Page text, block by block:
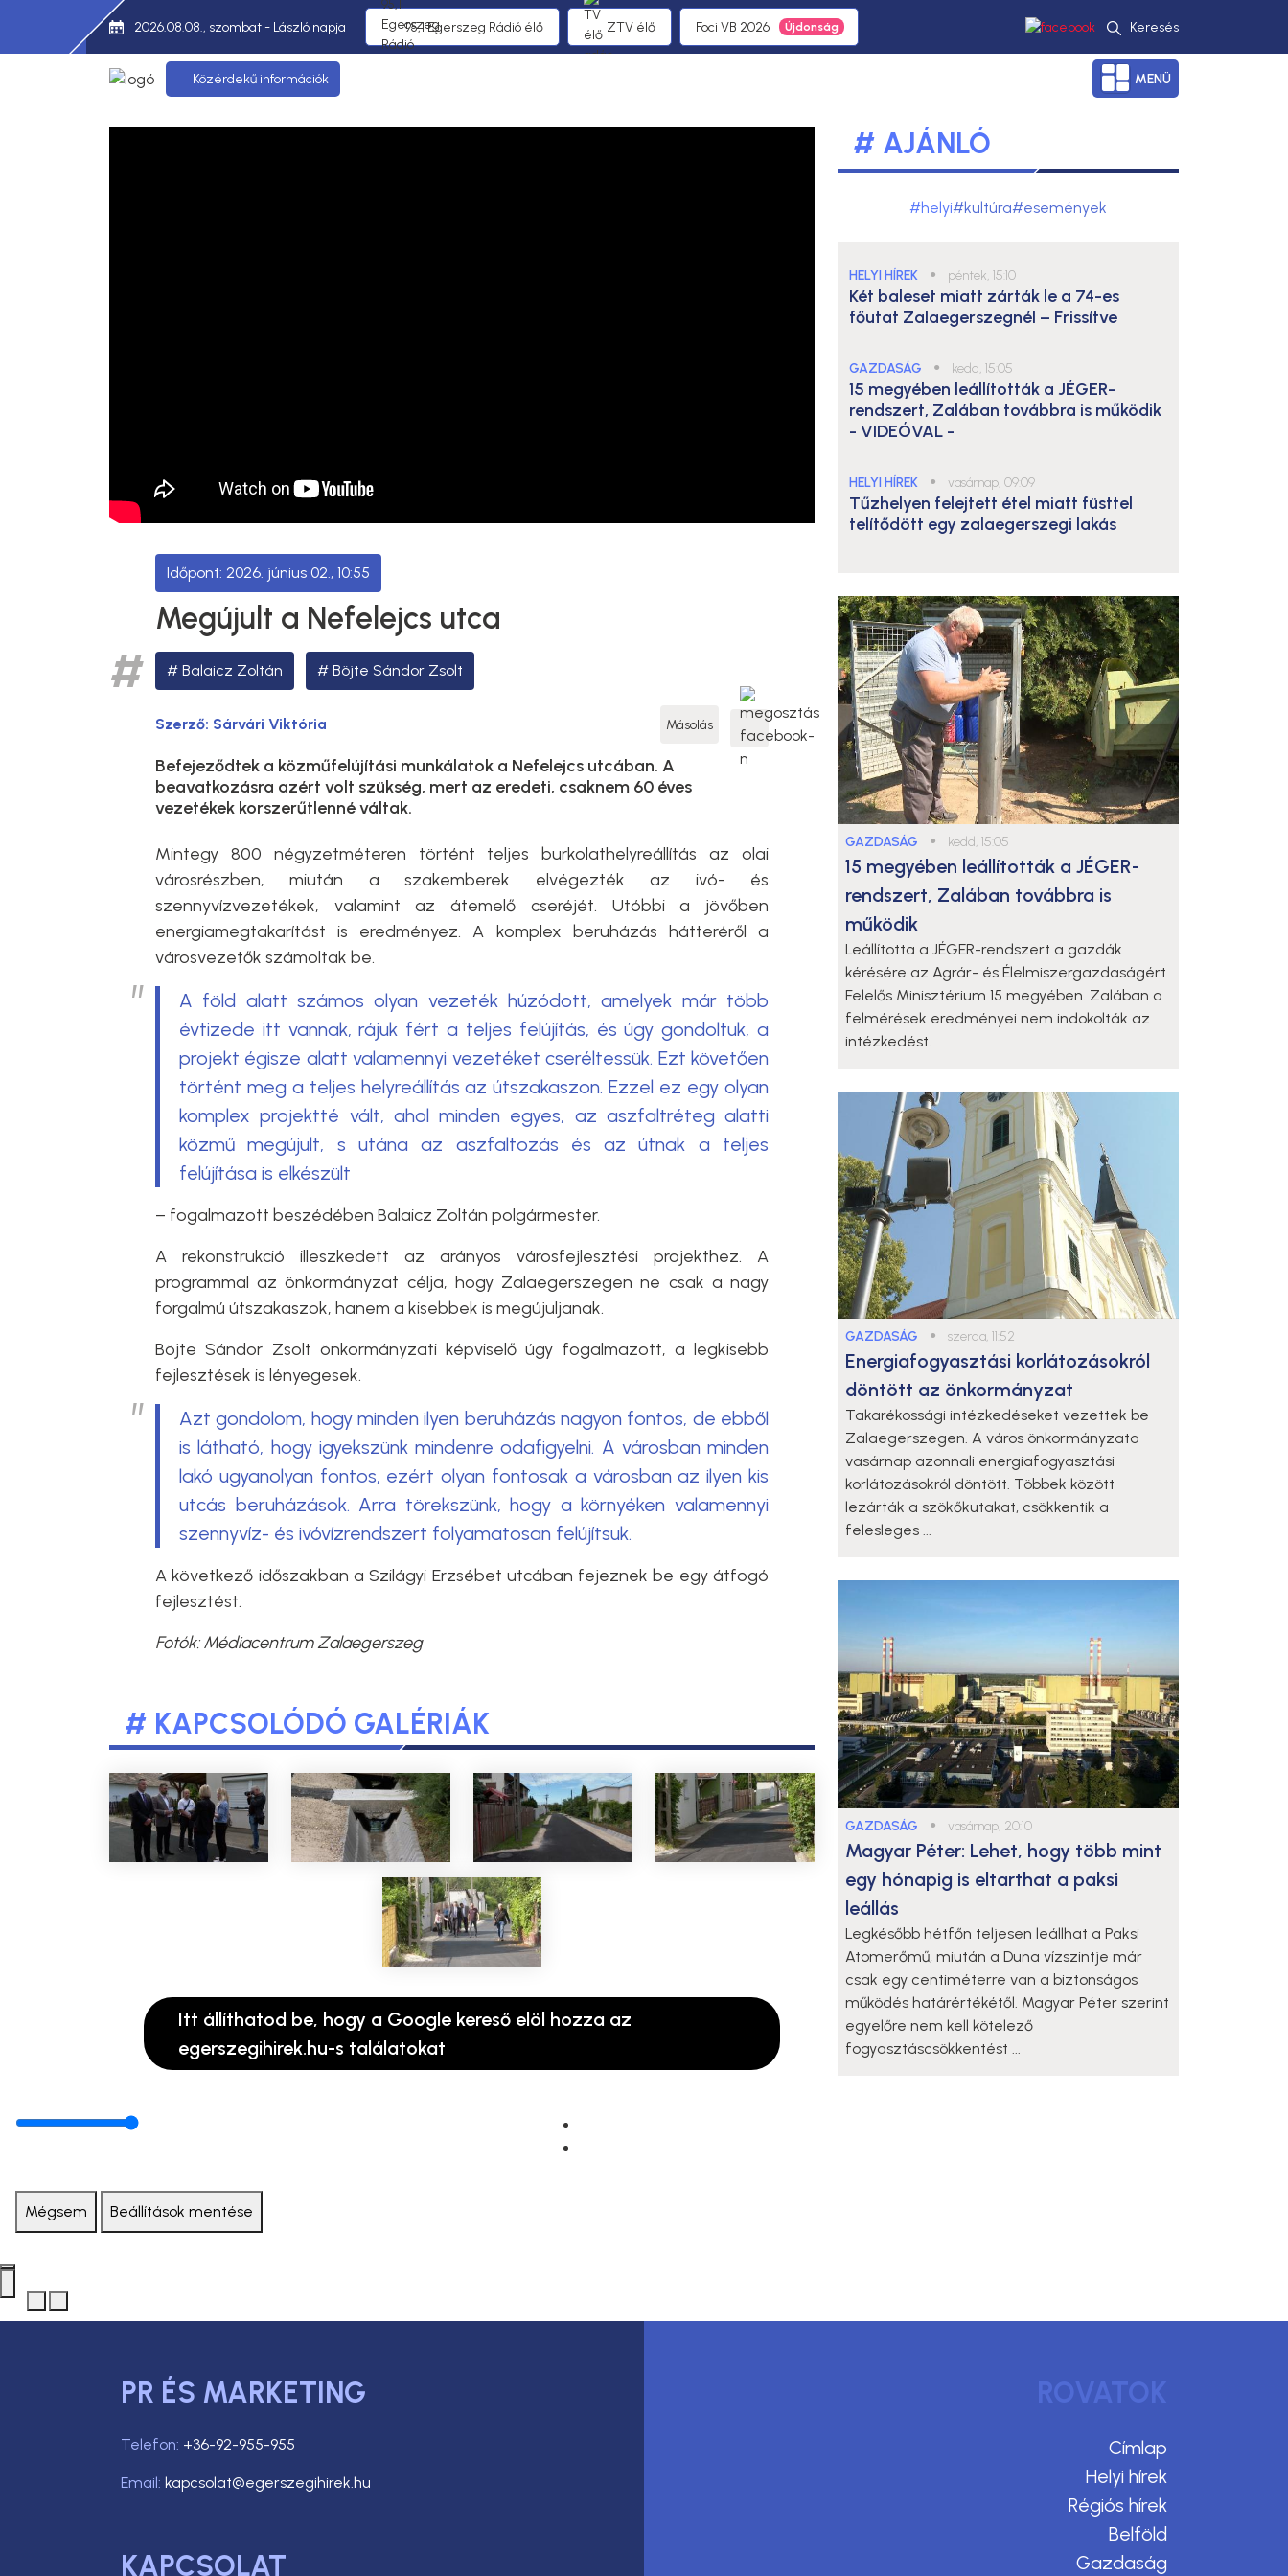
2026.08.08., szombat - László napja 95,1 Egerszeg Rádió élő ZTV élő Foci VB 2026 Keresés
Közérdekű információk MENÜ
2026. június 02., 10:55
Megújult a Nefelejcs utca
Balaicz Zoltán Böjte Sándor Zsolt
Szerző: Sárvári Viktória Másolás
Befejeződtek a közműfelújítási munkálatok a Nefelejcs utcában. A
beavatkozásra azért volt szükség, mert az eredeti, csaknem 60 éves
vezetékek korszerűtlenné váltak.
Mintegy 800 négyzetméteren történt teljes burkolathelyreállítás az olai
városrészben, miután a szakemberek elvégezték az ivó- és
szennyvízvezetékek, valamint az átemelő cseréjét. Utóbbi a jövőben
energiamegtakarítást is eredményez. A komplex beruházás hátteréről a
városvezetők számoltak be.
A föld alatt számos olyan vezeték húzódott, amelyek már több
évtizede itt vannak, rájuk fért a teljes felújítás, és úgy gondoltuk, a
projekt égisze alatt valamennyi vezetéket cseréltessük. Ezt követően
történt meg a teljes helyreállítás az útszakaszon. Ezzel ez egy olyan
komplex projektté vált, ahol minden egyes, az aszfaltréteg alatti
közmű megújult, s utána az aszfaltozás és az útnak a teljes
felújítása is elkészült
– fogalmazott beszédében Balaicz Zoltán polgármester.
A rekonstrukció illeszkedett az arányos városfejlesztési projekthez. A
programmal az önkormányzat célja, hogy Zalaegerszegen ne csak a nagy
forgalmú útszakaszok, hanem a kisebbek is megújuljanak.
Böjte Sándor Zsolt önkormányzati képviselő úgy fogalmazott, a legkisebb
fejlesztések is lényegesek.
Azt gondolom, hogy minden ilyen beruházás nagyon fontos, de ebből
is látható, hogy igyekszünk mindenre odafigyelni. A városban minden
lakó ugyanolyan fontos, ezért olyan fontosak a városban az ilyen kis
utcás beruházások. Arra törekszünk, hogy a környéken valamennyi
szennyvíz- és ivóvízrendszert folyamatosan felújítsuk.
A következő időszakban a Szilágyi Erzsébet utcában fejeznek be egy átfogó
fejlesztést.
Fotók: Médiacentrum Zalaegerszeg
# KAPCSOLÓDÓ GALÉRIÁK
Itt állíthatod be, hogy a Google kereső elöl hozza az
egerszegihirek.hu-s találatokat
# AJÁNLÓ
#helyi#kultúra#események
HELYI HÍREK ● péntek, 15:10
Két baleset miatt zárták le a 74-es
főutat Zalaegerszegnél – Frissítve
GAZDASÁG ● kedd, 15:05
15 megyében leállították a JÉGER-
rendszert, Zalában továbbra is működik
- VIDEÓVAL -
HELYI HÍREK ● vasárnap, 09:09
Tűzhelyen felejtett étel miatt füsttel
telítődött egy zalaegerszegi lakás
GAZDASÁG ● kedd, 15:05
15 megyében leállították a JÉGER-
rendszert, Zalában továbbra is
működik
Leállította a JÉGER-rendszert a gazdák
kérésére az Agrár- és Élelmiszergazdaságért
Felelős Minisztérium 15 megyében. Zalában a
felmérések eredményei nem indokolták az
intézkedést.
GAZDASÁG ● szerda, 11:52
Energiafogyasztási korlátozásokról
döntött az önkormányzat
Takarékossági intézkedéseket vezettek be
Zalaegerszegen. A város önkormányzata
vasárnap azonnali energiafogyasztási
korlátozásokról döntött. Többek között
lezárták a szökőkutakat, csökkentik a
felesleges ...
GAZDASÁG ● vasárnap, 20:10
Magyar Péter: Lehet, hogy több mint
egy hónapig is eltarthat a paksi
leállás
Legkésőbb hétfőn teljesen leállhat a Paksi
Atomerőmű, miután a Duna vízszintje már
csak egy centiméterre van a biztonságos
működés határértékétől. Magyar Péter szerint
egyelőre nem kell kötelező
fogyasztáscsökkentést ...
Mégsem Beállítások mentése
PR ÉS MARKETING
Telefon: +36-92-955-955
Email: kapcsolat@egerszegihirek.hu
KAPCSOLAT
ROVATOK
Címlap
Helyi hírek
Régiós hírek
Belföld
Gazdaság